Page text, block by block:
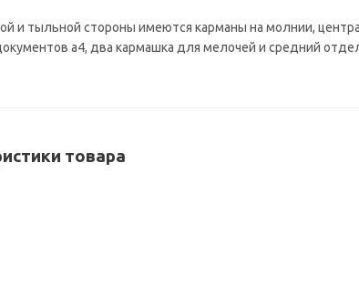
и тыльной стороны имеются карманы на молнии,
а4, два кармашка для мелочей и средний
товара